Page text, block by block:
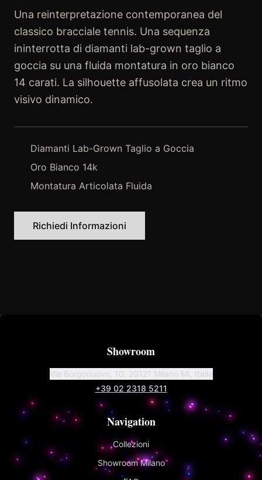
Una reinterpretazione contemporanea del
classico bracciale tennis. Una sequenza
ininterrotta di diamanti lab-grown taglio a
goccia su una fluida montatura in oro bianco
14 carati. La silhouette affusolata crea un ritmo
visivo dinamico.
Diamanti Lab-Grown Taglio a Goccia
Oro Bianco 14k
Montatura Articolata Fluida
Richiedi Informazioni
Showroom
Via Borgonuovo, 10, 20121 Milano MI, Italia
+39 02 2318 5211
Navigation
Collezioni
Showroom Milano